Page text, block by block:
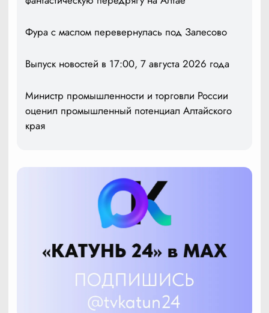
Фура с маслом перевернулась под Залесово
Выпуск новостей в 17:00, 7 августа 2026 года
Министр промышленности и торговли России
оценил промышленный потенциал Алтайского
края